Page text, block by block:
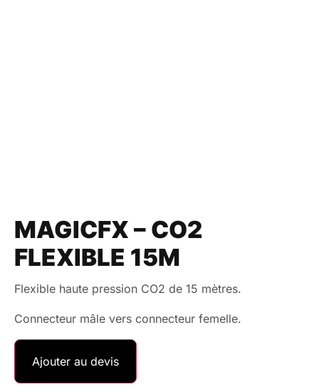
MAGICFX – CO2
FLEXIBLE 15M
Flexible haute pression CO2 de 15 mètres.
Connecteur mâle vers connecteur femelle.
Ajouter au devis